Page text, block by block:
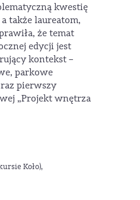
kwestię
także laureatom,
że temat
edycji jest
kontekst –
parkowe
pierwszy
„Projekt wnętrza
Koło),